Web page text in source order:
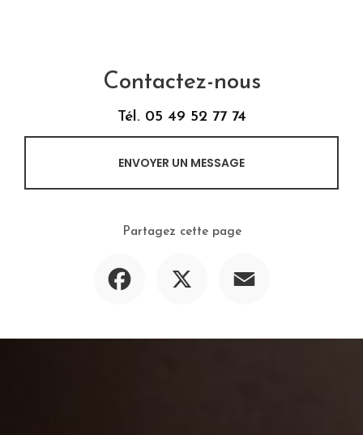
Contactez-nous
Tél. 05 49 52 77 74
ENVOYER UN MESSAGE
Partagez cette page